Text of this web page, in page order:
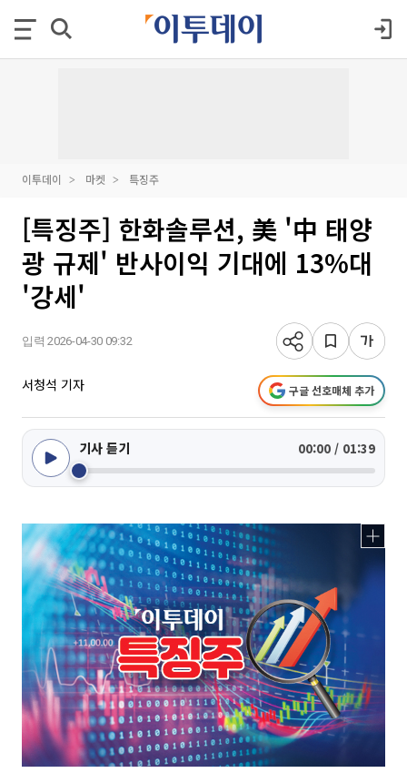
이투데이 마켓 특징주
[특징주] 한화솔루션, 美 '中 태양
광 규제' 반사이익 기대에 13%대
'강세'
입력 2026-04-30 09:32
서청석 기자 구글 선호매체 추가
기사 듣기 00:00 / 01:39